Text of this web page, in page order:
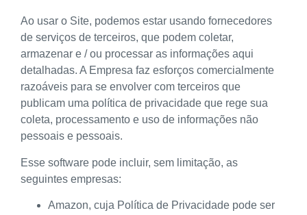
Ao usar o Site, podemos estar usando fornecedores
de serviços de terceiros, que podem coletar,
armazenar e / ou processar as informações aqui
detalhadas. A Empresa faz esforços comercialmente
razoáveis para se envolver com terceiros que
publicam uma política de privacidade que rege sua
coleta, processamento e uso de informações não
pessoais e pessoais.
Esse software pode incluir, sem limitação, as
seguintes empresas:
Amazon, cuja Política de Privacidade pode ser